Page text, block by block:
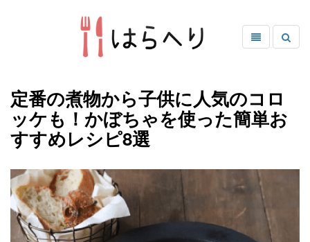
定番の煮物から子供に人気のコロ
ッケも！かぼちゃを使った簡単お
すすめレシピ8選